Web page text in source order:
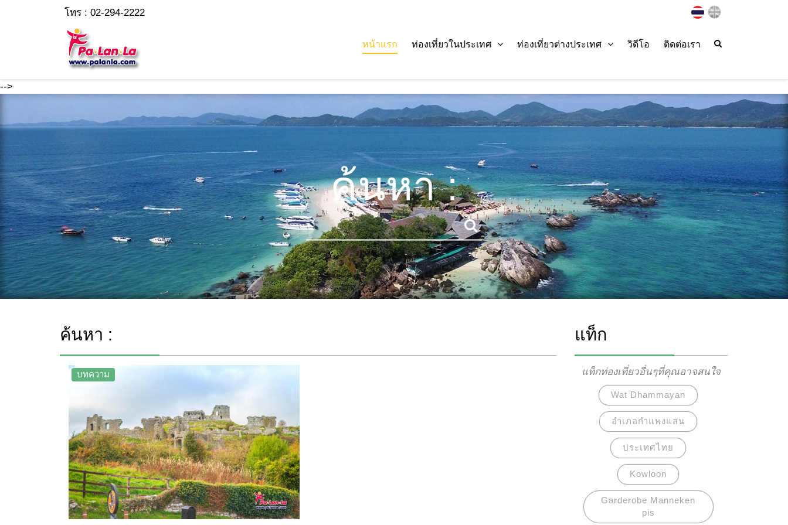
-->
โทร : 02-294-2222
หน้าแรก ท่องเที่ยวในประเทศ ท่องเที่ยวต่างประเทศ วิดีโอ ติดต่อเรา
ค้นหา :
ค้นหา :
บทความ
แท็ก
แท็กท่องเที่ยวอื่นๆที่คุณอาจสนใจ
Wat Dhammayan
อำเภอกำแพงแสน
ประเทศไทย
Kowloon
Garderobe Manneken
pis